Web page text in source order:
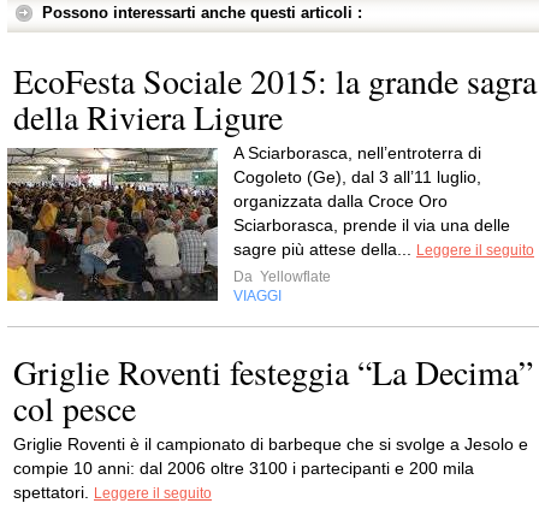
Possono interessarti anche questi articoli :
EcoFesta Sociale 2015: la grande sagra
della Riviera Ligure
A Sciarborasca, nell’entroterra di
Cogoleto (Ge), dal 3 all’11 luglio,
organizzata dalla Croce Oro
Sciarborasca, prende il via una delle
sagre più attese della...
Leggere il seguito
Da Yellowflate
VIAGGI
Griglie Roventi festeggia “La Decima”
col pesce
Griglie Roventi è il campionato di barbeque che si svolge a Jesolo e
compie 10 anni: dal 2006 oltre 3100 i partecipanti e 200 mila
spettatori.
Leggere il seguito